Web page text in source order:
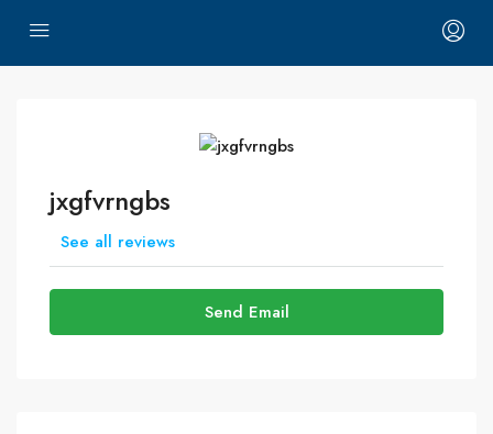
jxgfvrngbs
See all reviews
Send Email